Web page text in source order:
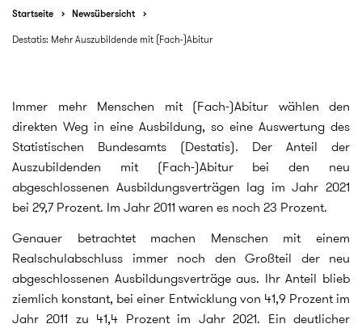
Startseite
Newsübersicht
Destatis: Mehr Auszubildende mit (Fach-)Abitur
Immer mehr Menschen mit (Fach-)Abitur wählen den
direkten Weg in eine Ausbildung, so eine Auswertung des
Statistischen Bundesamts (Destatis). Der Anteil der
Auszubildenden mit (Fach-)Abitur bei den neu
abgeschlossenen Ausbildungsverträgen lag im Jahr 2021
bei 29,7 Prozent. Im Jahr 2011 waren es noch 23 Prozent.
Genauer betrachtet machen Menschen mit einem
Realschulabschluss immer noch den Großteil der neu
abgeschlossenen Ausbildungsverträge aus. Ihr Anteil blieb
ziemlich konstant, bei einer Entwicklung von 41,9 Prozent im
Jahr 2011 zu 41,4 Prozent im Jahr 2021. Ein deutlicher